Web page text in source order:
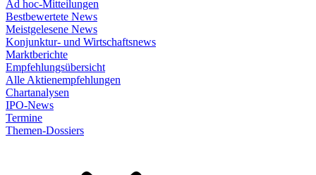
Ad hoc-Mitteilungen
Bestbewertete News
Meistgelesene News
Konjunktur- und Wirtschaftsnews
Marktberichte
Empfehlungsübersicht
Alle Aktienempfehlungen
Chartanalysen
IPO-News
Termine
Themen-Dossiers